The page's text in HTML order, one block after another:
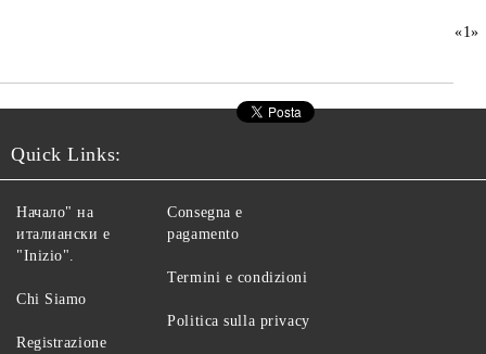
«1»
Quick Links:
Начало" на
италиански е
"Inizio".
Chi Siamo
Registrazione
Consegna e
pagamento
Termini e condizioni
Politica sulla privacy